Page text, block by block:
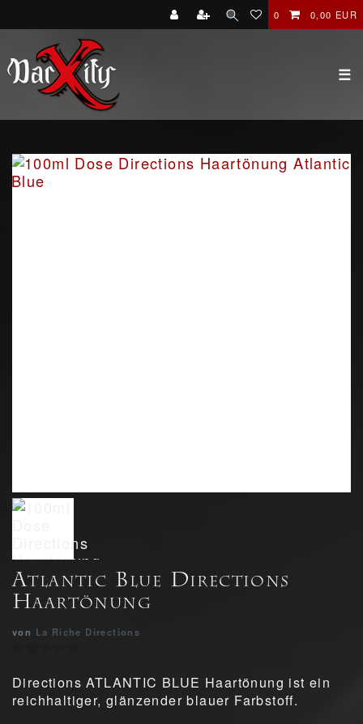
0 0,00 EUR
☰
Atlantic Blue Directions
Haartönung
von La Riche Directions
Directions ATLANTIC BLUE Haartönung ist ein
reichhaltiger, glänzender blauer Farbstoff.